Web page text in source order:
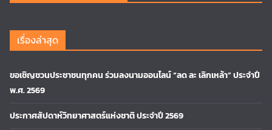
เรื่องล่าสุด
ขอเชิญชวนประชาชนทุกคน ร่วมลงนามออนไลน์ “ลด ละ เลิกเหล้า” ประจำปี
พ.ศ. 2569
ประกาศสัปดาห์วิทยาศาสตร์แห่งชาติ ประจำปี 2569